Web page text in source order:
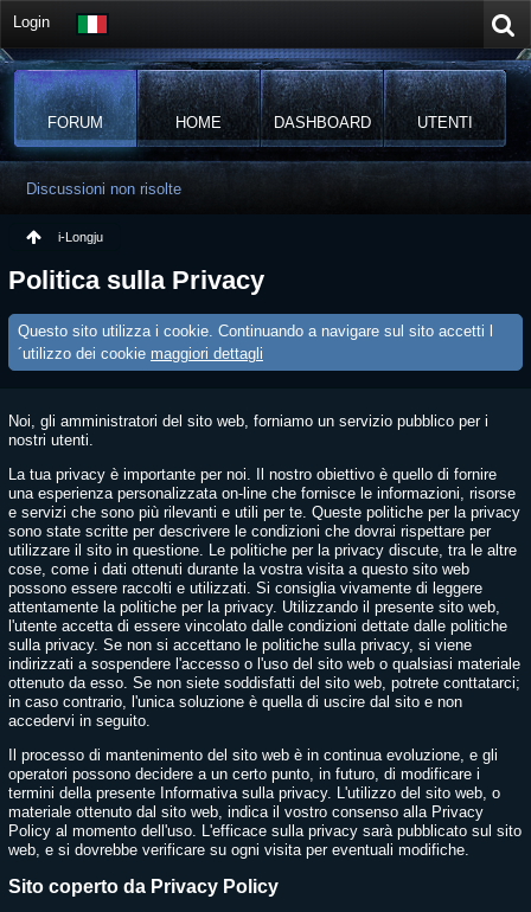
Login
FORUM HOME DASHBOARD UTENTI
Discussioni non risolte
i-Longju
Politica sulla Privacy
Questo sito utilizza i cookie. Continuando a navigare sul sito accetti l
´utilizzo dei cookie maggiori dettagli
Noi, gli amministratori del sito web, forniamo un servizio pubblico per i
nostri utenti.
La tua privacy è importante per noi. Il nostro obiettivo è quello di fornire
una esperienza personalizzata on-line che fornisce le informazioni, risorse
e servizi che sono più rilevanti e utili per te. Queste politiche per la privacy
sono state scritte per descrivere le condizioni che dovrai rispettare per
utilizzare il sito in questione. Le politiche per la privacy discute, tra le altre
cose, come i dati ottenuti durante la vostra visita a questo sito web
possono essere raccolti e utilizzati. Si consiglia vivamente di leggere
attentamente la politiche per la privacy. Utilizzando il presente sito web,
l'utente accetta di essere vincolato dalle condizioni dettate dalle politiche
sulla privacy. Se non si accettano le politiche sulla privacy, si viene
indirizzati a sospendere l'accesso o l'uso del sito web o qualsiasi materiale
ottenuto da esso. Se non siete soddisfatti del sito web, potrete conttatarci;
in caso contrario, l'unica soluzione è quella di uscire dal sito e non
accedervi in seguito.
Il processo di mantenimento del sito web è in continua evoluzione, e gli
operatori possono decidere a un certo punto, in futuro, di modificare i
termini della presente Informativa sulla privacy. L'utilizzo del sito web, o
materiale ottenuto dal sito web, indica il vostro consenso alla Privacy
Policy al momento dell'uso. L'efficace sulla privacy sarà pubblicato sul sito
web, e si dovrebbe verificare su ogni visita per eventuali modifiche.
Sito coperto da Privacy Policy